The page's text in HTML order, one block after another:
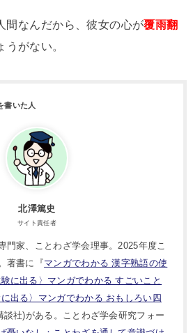
間なんだから、彼女の心が覆雨翻
うがない。
北澤篤史
サイト責任者
門家、ことわざ学会理事。2025年度こ
著書に『マンガでわかる 漢字熟語の使
験に出る〉マンガでわかる すごいこと
に出る〉マンガでわかる おもしろい四
談社)がある。ことわざ学会研究フォー